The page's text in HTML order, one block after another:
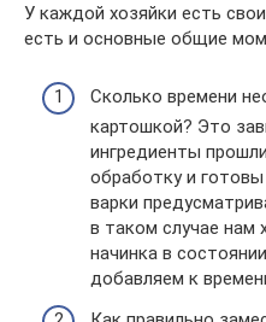
У каждой хозяйки есть
есть и основные общие
Сколько времени
картошкой? Это
ингредиенты
обработку и
варки
в таком случае нам
начинка в
добавляем к